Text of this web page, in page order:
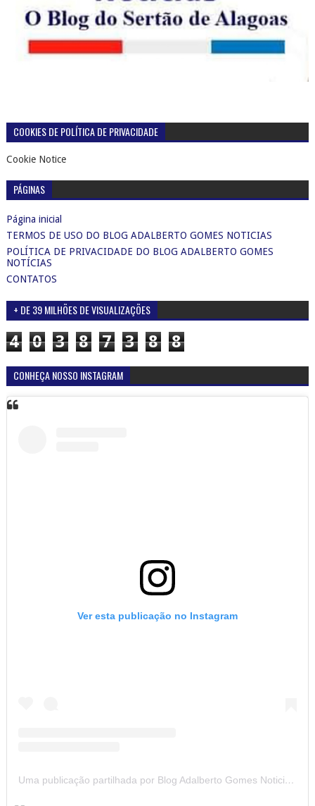
COOKIES DE POLÍTICA DE PRIVACIDADE
Cookie Notice
PÁGINAS
Página inicial
TERMOS DE USO DO BLOG ADALBERTO GOMES NOTICIAS
POLÍTICA DE PRIVACIDADE DO BLOG ADALBERTO GOMES
NOTÍCIAS
CONTATOS
+ DE 39 MILHÕES DE VISUALIZAÇÕES
4 0 3 8 7 3 8 8
CONHEÇA NOSSO INSTAGRAM
Ver esta publicação no Instagram
Uma publicação partilhada por Blog Adalberto Gomes Noticias (@blogadalbertogomesnoticiass)